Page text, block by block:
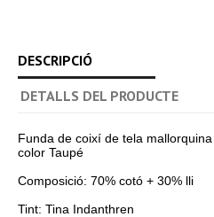
DESCRIPCIÓ
DETALLS DEL PRODUCTE
Funda de coixí de tela
color Taupé
Composició: 70% cotó + 30% lli
Tint: Tina Indanthren